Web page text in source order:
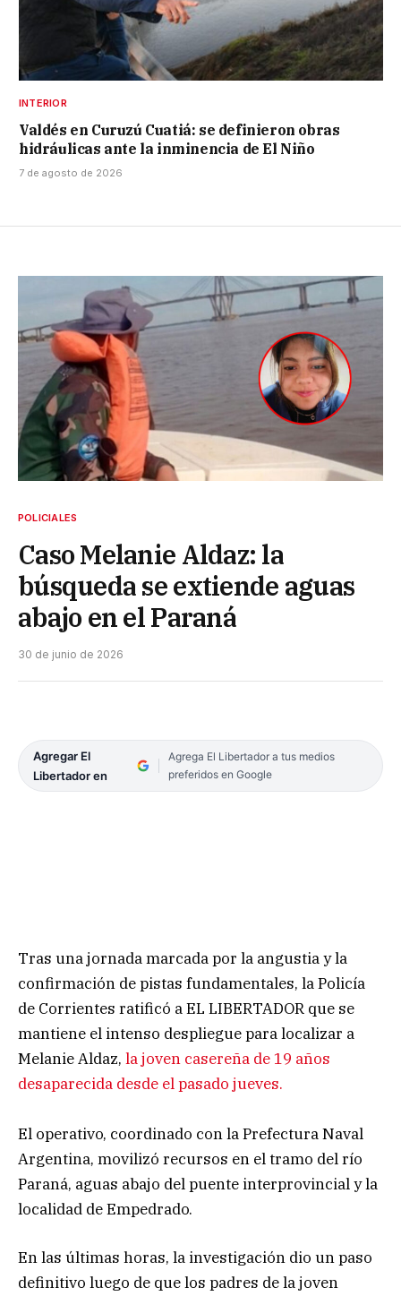
INTERIOR
Valdés en Curuzú Cuatiá: se definieron obras
hidráulicas ante la inminencia de El Niño
7 de agosto de 2026
POLICIALES
Caso Melanie Aldaz: la
búsqueda se extiende aguas
abajo en el Paraná
30 de junio de 2026
Agregar El
Libertador en
Agrega El Libertador a tus medios
preferidos en Google
Tras una jornada marcada por la angustia y la
confirmación de pistas fundamentales, la Policía
de Corrientes ratificó a EL LIBERTADOR que se
mantiene el intenso despliegue para localizar a
Melanie Aldaz, la joven casereña de 19 años
desaparecida desde el pasado jueves.
El operativo, coordinado con la Prefectura Naval
Argentina, movilizó recursos en el tramo del río
Paraná, aguas abajo del puente interprovincial y la
localidad de Empedrado.
En las últimas horas, la investigación dio un paso
definitivo luego de que los padres de la joven